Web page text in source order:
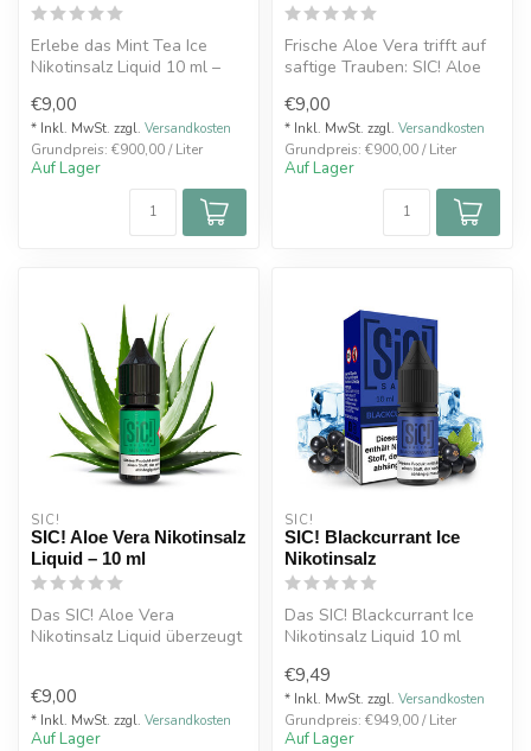
Erlebe das Mint Tea Ice
Nikotinsalz Liquid 10 ml –
...
€9,00
* Inkl. MwSt. zzgl. Versandkosten
Grundpreis: €900,00 / Liter
Auf Lager
Frische Aloe Vera trifft auf
saftige Trauben: SIC! Aloe
€9,00
* Inkl. MwSt. zzgl. Versandkosten
Grundpreis: €900,00 / Liter
Auf Lager
SIC!
SIC! Aloe Vera Nikotinsalz
Liquid – 10 ml
Das SIC! Aloe Vera
Nikotinsalz Liquid überzeugt
€9,00
* Inkl. MwSt. zzgl. Versandkosten
Auf Lager
SIC!
SIC! Blackcurrant Ice
Nikotinsalz
Das SIC! Blackcurrant Ice
Nikotinsalz Liquid 10 ml
...
€9,49
* Inkl. MwSt. zzgl. Versandkosten
Grundpreis: €949,00 / Liter
Auf Lager